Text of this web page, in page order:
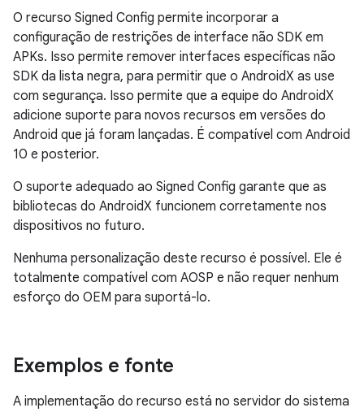
O recurso Signed Config permite incorporar a
configuração de restrições de interface não SDK em
APKs. Isso permite remover interfaces específicas não
SDK da lista negra, para permitir que o AndroidX as use
com segurança. Isso permite que a equipe do AndroidX
adicione suporte para novos recursos em versões do
Android que já foram lançadas. É compatível com Android
10 e posterior.
O suporte adequado ao Signed Config garante que as
bibliotecas do AndroidX funcionem corretamente nos
dispositivos no futuro.
Nenhuma personalização deste recurso é possível. Ele é
totalmente compatível com AOSP e não requer nenhum
esforço do OEM para suportá-lo.
Exemplos e fonte
A implementação do recurso está no servidor do sistema